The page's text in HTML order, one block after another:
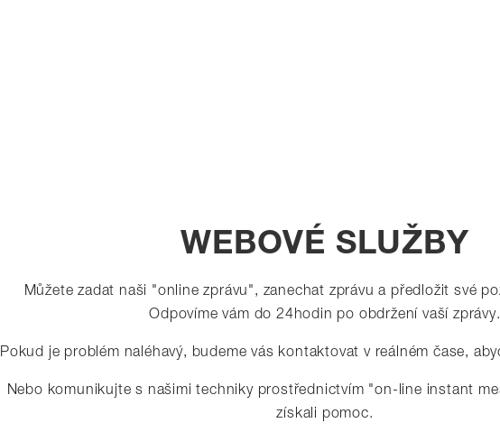
WEBOVÉ SLUŽBY
Můžete zadat naši "online zprávu", zanechat zprávu a předložit své
Odpovíme vám do 24hodin po obdržení vaší zprávy.
Pokud je problém naléhavý, budeme vás kontaktovat v reálném čase,
Nebo komunikujte s našimi techniky prostřednictvím "on-line instant
získali pomoc.